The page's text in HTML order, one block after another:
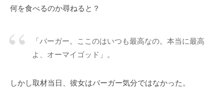
何を食べるのか尋ねると？
「バーガー。ここのはいつも最高なの。本当に最高
よ、オーマイゴッド」。
しかし取材当日、彼女はバーガー気分ではなかった。